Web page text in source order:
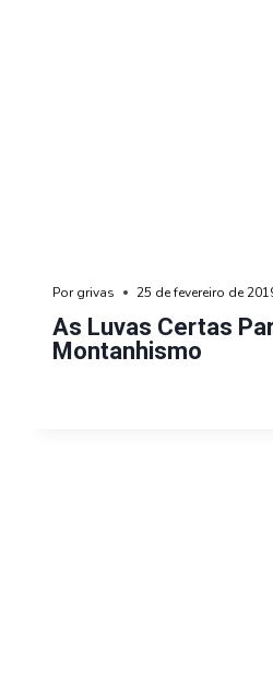
As Luvas Certas
Montanhismo
Por grivas 25 de fevereiro de